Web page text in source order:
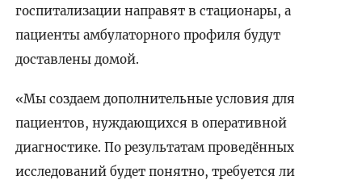
госпитализации направят в стационары, а
пациенты амбулаторного профиля будут
доставлены домой.
«Мы создаем дополнительные условия для
пациентов, нуждающихся в оперативной
диагностике. По результатам проведённых
исследований будет понятно, требуется ли